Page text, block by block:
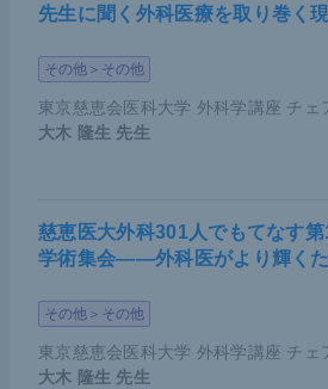
先生に聞く外科医療を取り巻く
その他＞その他
東京慈恵会医科大学 外科学講座 チェ
大木 隆生 先生
慈恵医大外科301人でもてなす
学術集会――外科医がより輝く
その他＞その他
東京慈恵会医科大学 外科学講座 チェ
大木 隆生 先生